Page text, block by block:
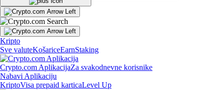
Kripto
Sve valuteKošariceEarnStaking
Crypto.com AplikacijaZa svakodnevne korisnike
Nabavi Aplikaciju
KriptoVisa prepaid karticaLevel Up